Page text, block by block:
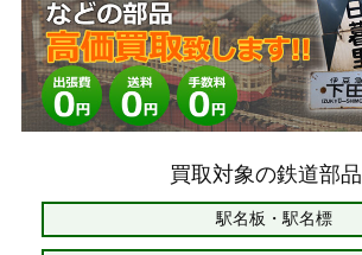
買取対象の鉄道部品
駅名板・駅名標